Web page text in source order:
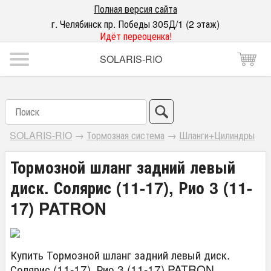
Полная версия сайта
г. Челябинск пр. Победы 305Д/1 (2 этаж)
Идёт переоценка!
SOLARIS-RIO
SOLARIS-RIO → Тормозная система → Шланги+Цилиндры
Тормозной шланг задний левый
диск. Солярис (11-17), Рио 3 (11-
17) PATRON
Купить Тормозной шланг задний левый диск.